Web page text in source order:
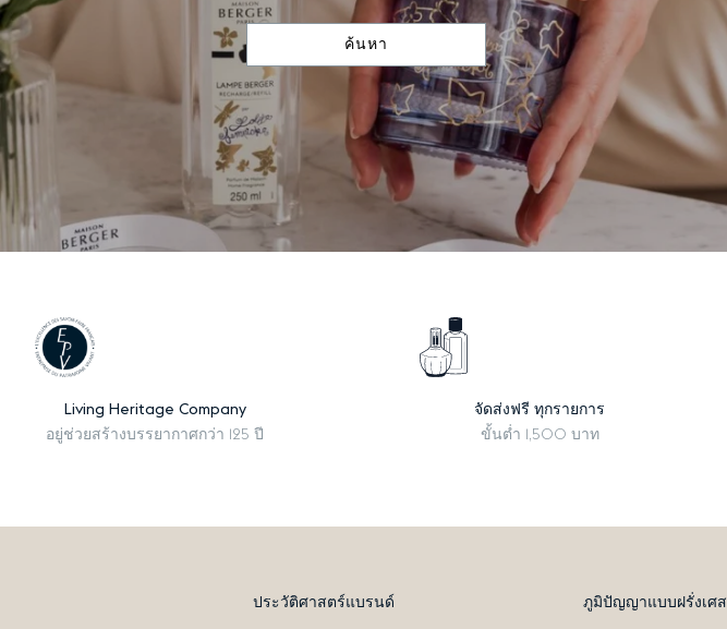
ค้นหา
Living Heritage Company
อยู่ช่วยสร้างบรรยากาศกว่า 125 ปี
จัดส่งฟรี ทุกรายการ
ขั้นต่ำ 1,500 บาท
ประวัติศาสตร์แบรนด์ ภูมิปัญญาแบบฝรั่งเศส